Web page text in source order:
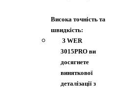
Висока точність та
швидкість:
З WER
3015PRO ви
досягнете
виняткової
деталізації з